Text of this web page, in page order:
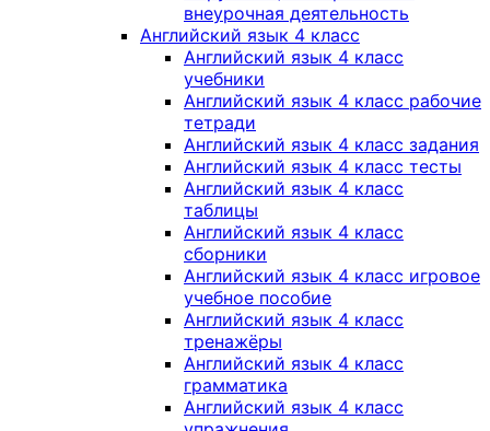
внеурочная деятельность
Английский язык 4 класс
Английский язык 4 класс
учебники
Английский язык 4 класс рабочие
тетради
Английский язык 4 класс задания
Английский язык 4 класс тесты
Английский язык 4 класс
таблицы
Английский язык 4 класс
сборники
Английский язык 4 класс игровое
учебное пособие
Английский язык 4 класс
тренажёры
Английский язык 4 класс
грамматика
Английский язык 4 класс